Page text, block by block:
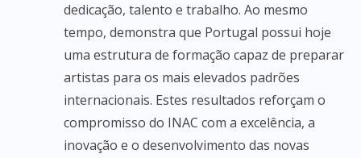
dedicação, talento e trabalho. Ao mesmo
tempo, demonstra que Portugal possui hoje
uma estrutura de formação capaz de preparar
artistas para os mais elevados padrões
internacionais. Estes resultados reforçam o
compromisso do INAC com a excelência, a
inovação e o desenvolvimento das novas